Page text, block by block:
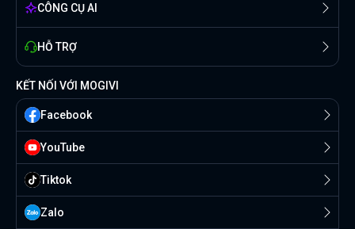
CÔNG CỤ AI
HỖ TRỢ
KẾT NỐI VỚI MOGIVI
Facebook
YouTube
Tiktok
Zalo